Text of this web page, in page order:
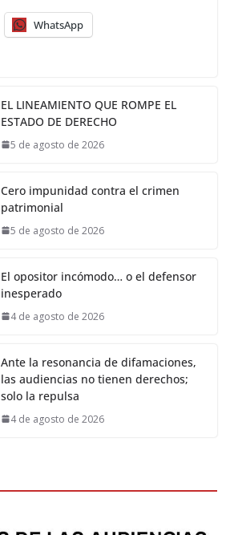
WhatsApp
EL LINEAMIENTO QUE ROMPE EL
ESTADO DE DERECHO
5 de agosto de 2026
Cero impunidad contra el crimen
patrimonial
5 de agosto de 2026
El opositor incómodo… o el defensor
inesperado
4 de agosto de 2026
Ante la resonancia de difamaciones,
las audiencias no tienen derechos;
solo la repulsa
4 de agosto de 2026